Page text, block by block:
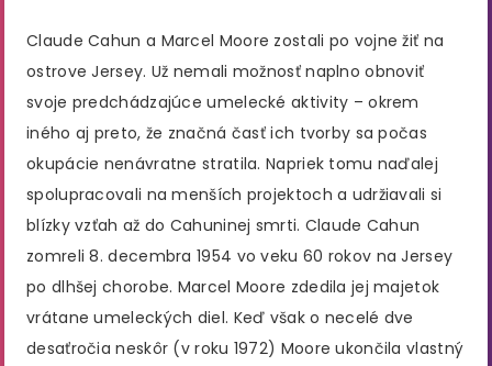
Claude Cahun a Marcel Moore zostali po vojne žiť na
ostrove Jersey. Už nemali možnosť naplno obnoviť
svoje predchádzajúce umelecké aktivity – okrem
iného aj preto, že značná časť ich tvorby sa počas
okupácie nenávratne stratila. Napriek tomu naďalej
spolupracovali na menších projektoch a udržiavali si
blízky vzťah až do Cahuninej smrti. Claude Cahun
zomreli 8. decembra 1954 vo veku 60 rokov na Jersey
po dlhšej chorobe​. Marcel Moore zdedila jej majetok
vrátane umeleckých diel​. Keď však o necelé dve
desaťročia neskôr (v roku 1972) Moore ukončila vlastný